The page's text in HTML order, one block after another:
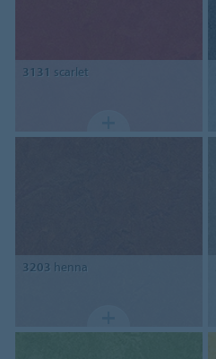
3131 scarlet
3203 henna